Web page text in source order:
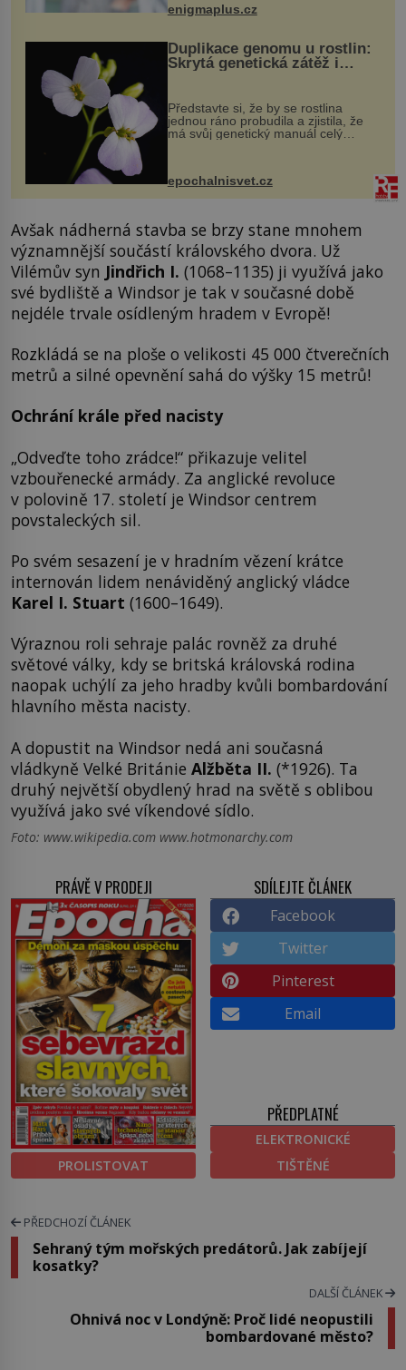
enigmaplus.cz
Duplikace genomu u rostlin:
Skrytá genetická zátěž i
Představte si, že by se rostlina
jednou ráno probudila a zjistila, že
má svůj genetický manuál celý
vstupenka...
epochalnisvet.cz
Avšak nádherná stavba se brzy stane mnohem
významnější součástí královského dvora. Už
Vilémův syn Jindřich I. (1068–1135) ji využívá jako
své bydliště a Windsor je tak v současné době
nejdéle trvale osídleným hradem v Evropě!
Rozkládá se na ploše o velikosti 45 000 čtverečních
metrů a silné opevnění sahá do výšky 15 metrů!
Ochrání krále před nacisty
„Odveďte toho zrádce!“ přikazuje velitel
vzbouřenecké armády. Za anglické revoluce
v polovině 17. století je Windsor centrem
povstaleckých sil.
Po svém sesazení je v hradním vězení krátce
internován lidem nenáviděný anglický vládce
Karel I. Stuart (1600–1649).
Výraznou roli sehraje palác rovněž za druhé
světové války, kdy se britská královská rodina
naopak uchýlí za jeho hradby kvůli bombardování
hlavního města nacisty.
A dopustit na Windsor nedá ani současná
vládkyně Velké Británie Alžběta II. (*1926). Ta
druhý největší obydlený hrad na světě s oblibou
využívá jako své víkendové sídlo.
Foto: www.wikipedia.com www.hotmonarchy.com
PRÁVĚ V PRODEJI
PROLISTOVAT
SDÍLEJTE ČLÁNEK
Facebook
Twitter
Pinterest
Email
PŘEDPLATNÉ
ELEKTRONICKÉ
TIŠTĚNÉ
PŘEDCHOZÍ ČLÁNEK
Sehraný tým mořských predátorů. Jak zabíjejí
kosatky?
DALŠÍ ČLÁNEK
Ohnivá noc v Londýně: Proč lidé neopustili
bombardované město?